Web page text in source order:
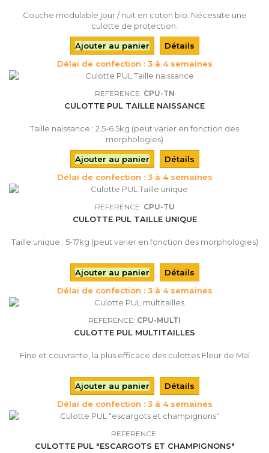
Couche modulable jour / nuit en coton bio. Nécessite une
culotte de protection.
Ajouter au panier
Détails
Délai de confection : 3 à 4 semaines
REFERENCE: CPU-TN
CULOTTE PUL TAILLE NAISSANCE
Taille naissance : 2.5-6.5kg (peut varier en fonction des
morphologies)
Ajouter au panier
Détails
Délai de confection : 3 à 4 semaines
REFERENCE: CPU-TU
CULOTTE PUL TAILLE UNIQUE
Taille unique : 5-17kg (peut varier en fonction des morphologies)
Ajouter au panier
Détails
Délai de confection : 3 à 4 semaines
REFERENCE: CPU-MULTI
CULOTTE PUL MULTITAILLES
Fine et couvrante, la plus efficace des culottes Fleur de Mai
Ajouter au panier
Détails
Délai de confection : 3 à 4 semaines
REFERENCE:
CULOTTE PUL "ESCARGOTS ET CHAMPIGNONS"